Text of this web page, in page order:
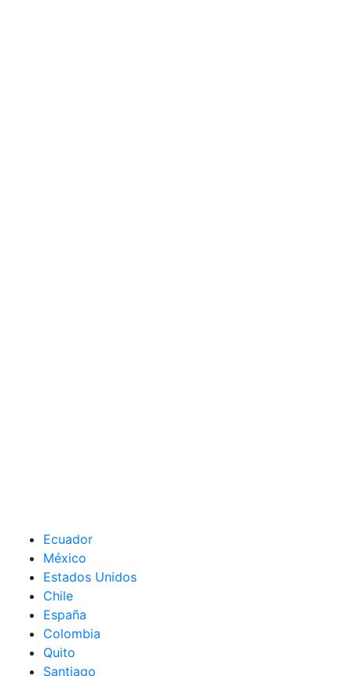
Ecuador
México
Estados Unidos
Chile
España
Colombia
Quito
Santiago